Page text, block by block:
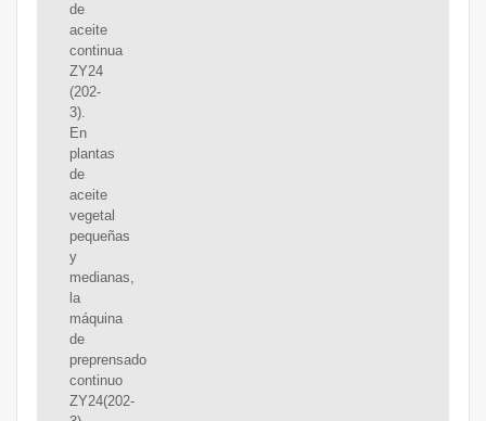
de
aceite
continua
ZY24
(202-
3).
En
plantas
de
aceite
vegetal
pequeñas
y
medianas,
la
máquina
de
preprensado
continuo
ZY24(202-